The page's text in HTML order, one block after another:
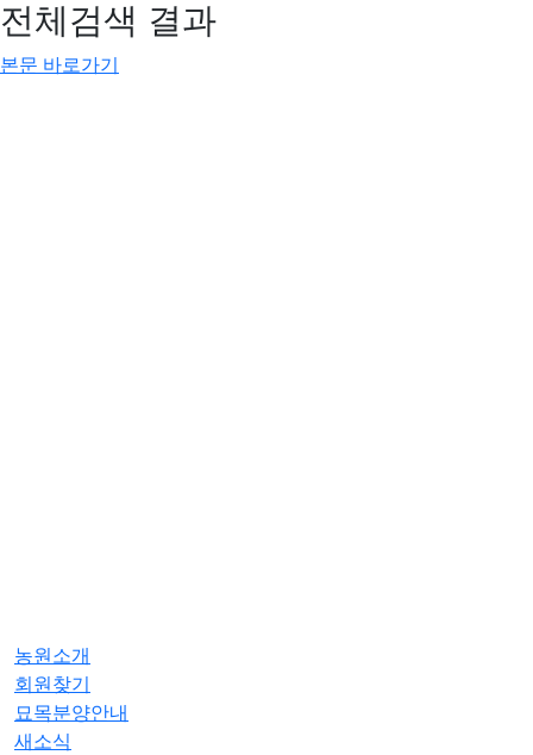
전체검색 결과
본문 바로가기
농원소개
회원찾기
묘목분양안내
새소식